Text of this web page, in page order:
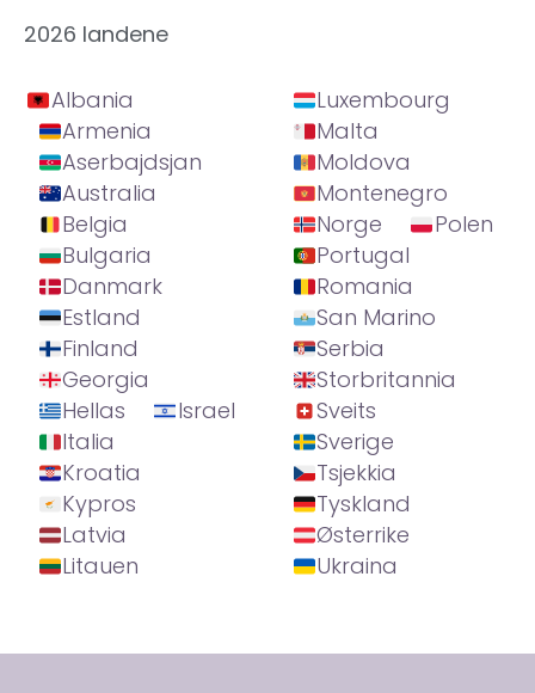
2026 landene
Albania
Armenia
Aserbajdsjan
Australia
Belgia
Bulgaria
Danmark
Estland
Finland
Georgia
Hellas
Israel
Italia
Kroatia
Kypros
Latvia
Litauen
Luxembourg
Malta
Moldova
Montenegro
Norge
Polen
Portugal
Romania
San Marino
Serbia
Storbritannia
Sveits
Sverige
Tsjekkia
Tyskland
Østerrike
Ukraina